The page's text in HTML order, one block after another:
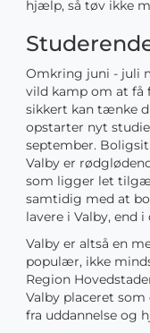
hjælp, så tøv ikke
Omkring juni - juli
vild kamp om at få
sikkert kan tænke
opstarter nyt
september.
Valby er
som ligger let
samtidig med at
lavere i Valby, end
Valby er altså en
populær, ikke
Region
Valby placeret
fra uddannelse og